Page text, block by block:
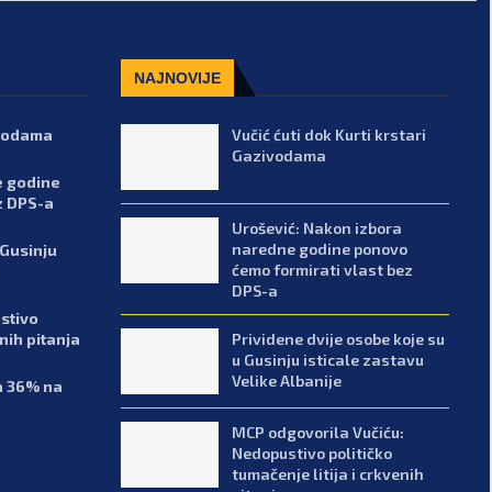
godine
a
pitanja
36% na
NAJNOVIJE
Vučić ćuti dok Kurti krstari
Gazivodama
Urošević: Nakon izbora
naredne godine ponovo
ćemo formirati vlast bez
DPS-a
Prividene dvije osobe koje su
u Gusinju isticale zastavu
Velike Albanije
MCP odgovorila Vučiću:
Nedopustivo političko
tumačenje litija i crkvenih